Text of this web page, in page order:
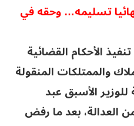
تسليمه… وحقه في
الأحكام القضائية
والممتلكات المنقولة
للوزير الأسبق عبد
العدالة، بعد ما رفض